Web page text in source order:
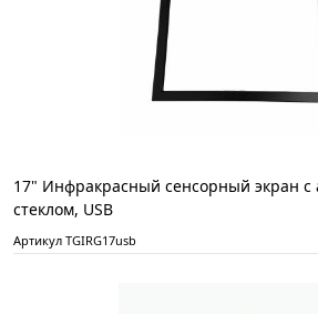
17" Инфракрасный сенсорный экран
стеклом, USB
Артикул TGIRG17usb